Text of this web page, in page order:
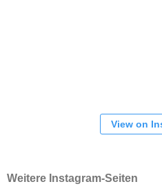
View on
Weitere Instagram-Seiten